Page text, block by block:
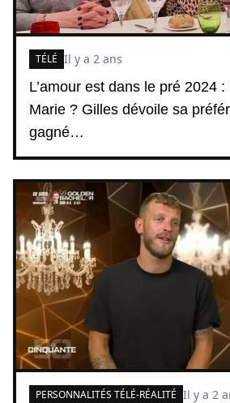
L’amour est dans le pré 2024
Marie ? Gilles dévoile sa
gagné…
TÉLÉ Il y a 2 ans
PERSONNALITÉS TÉLÉ-RÉALITÉ Il y a 2